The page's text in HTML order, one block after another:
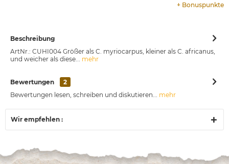
+ Bonuspunkte
Beschreibung
ArtNr.: CUHI004 Größer als C. myriocarpus, kleiner als C. africanus,
und weicher als diese...
mehr
Bewertungen
2
Bewertungen lesen, schreiben und diskutieren...
mehr
Wir empfehlen :